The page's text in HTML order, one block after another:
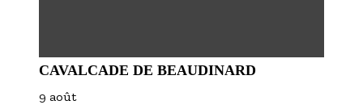
CAVALCADE DE BEAUDINARD
9 août